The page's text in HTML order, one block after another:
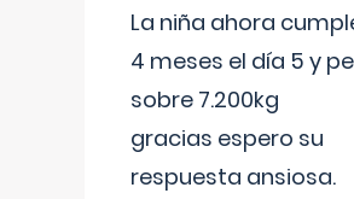
La niña ahora
4 meses el día 5 y
sobre 7.200kg
gracias espero su
respuesta ansiosa.